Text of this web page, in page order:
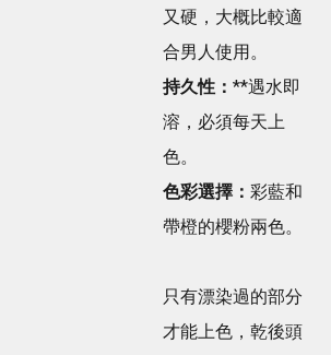
又硬，大概比較適
合男人使用。
持久性： **遇水即
溶，必須每天上
色。
色彩選擇： 彩藍和
帶橙的櫻粉兩色。
只有漂染過的部分
才能上色，乾後頭